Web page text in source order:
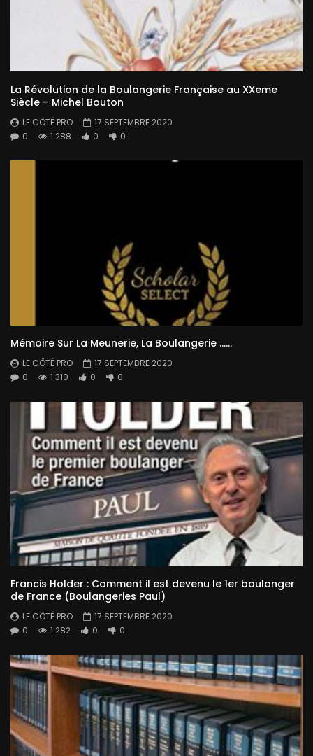
La Révolution de la Boulangerie Française au XXeme
Siècle – Michel Bouton
LE CÔTÉ PRO
17 SEPTEMBRE 2020
0
1 288 0 0
Mémoire Sur La Meunerie, La Boulangerie ……
LE CÔTÉ PRO
17 SEPTEMBRE 2020
0
1 310 0 0
Francis Holder : Comment il est devenu le 1er boulanger
de France (Boulangeries Paul)
LE CÔTÉ PRO
17 SEPTEMBRE 2020
0
1 282 0 0